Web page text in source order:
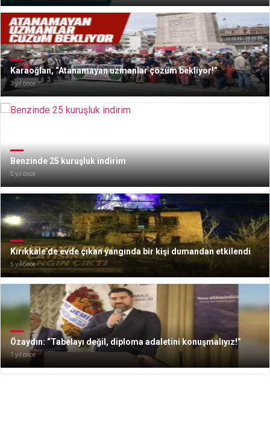
Karaoğlan, “Atanamayan uzmanlar çözüm bekliyor!”
3 yıl önce
Benzinde 25 kuruşluk indirim
5 yıl önce
Kırıkkale’de evde çıkan yangında bir kişi dumandan etkilendi
5 yıl önce
Özaydın: “Tabelayı değil, diploma adaletini konuşmalıyız!”
1 yıl önce